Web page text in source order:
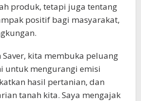
produk, tetapi juga tentang
positif bagi masyarakat,
Saver, kita membuka peluang
untuk mengurangi emisi
hasil pertanian, dan
tanah kita. Saya mengajak